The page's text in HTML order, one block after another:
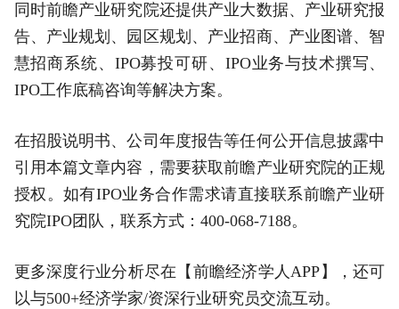
同时前瞻产业研究院还提供产业大数据、产业研究报
告、产业规划、园区规划、产业招商、产业图谱、智
慧招商系统、IPO募投可研、IPO业务与技术撰写、
IPO工作底稿咨询等解决方案。
在招股说明书、公司年度报告等任何公开信息披露中
引用本篇文章内容，需要获取前瞻产业研究院的正规
授权。如有IPO业务合作需求请直接联系前瞻产业研
究院IPO团队，联系方式：400-068-7188。
更多深度行业分析尽在【前瞻经济学人APP】，还可
以与500+经济学家/资深行业研究员交流互动。